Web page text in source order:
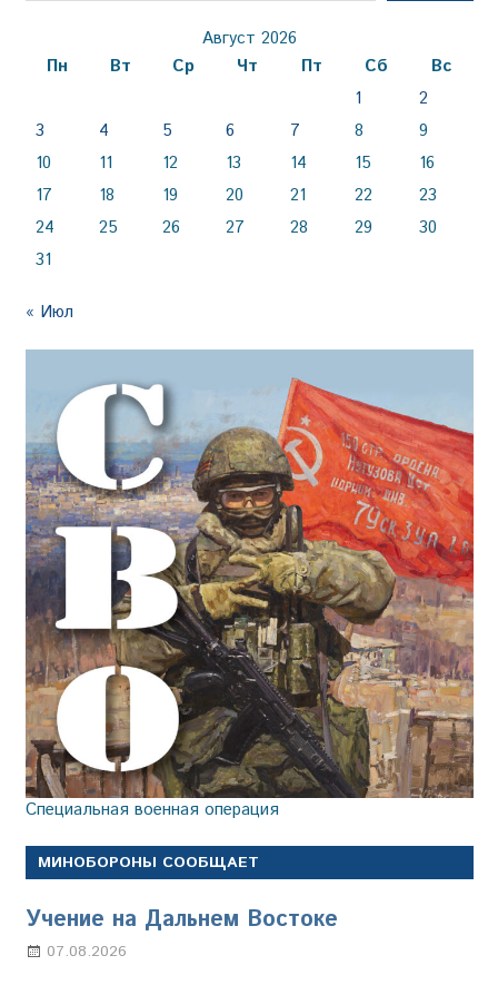
Август 2026
Пн
Вт Ср Чт Пт Сб
Вс
1
2
3
4 5 6 7 8
9
10
11 12 13 14 15
16
17
18 19 20 21 22
23
24
25 26 27 28 29
30
31
« Июл
Специальная военная операция
МИНОБОРОНЫ СООБЩАЕТ
Учение на Дальнем Востоке
07.08.2026